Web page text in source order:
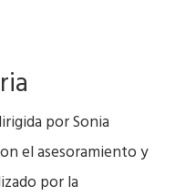
por Sonia
el asesoramiento y
por la